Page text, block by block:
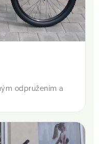
odpružením a